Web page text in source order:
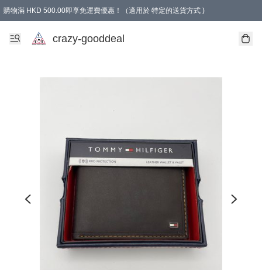
購物滿 HKD 500.00即享免運費優惠！（適用於 特定的送貨方式 )
成為會員可享免費禮品
crazy-gooddeal